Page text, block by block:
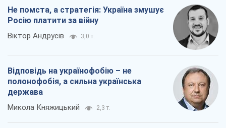
Не помста, а стратегія: Україна змушує
Росію платити за війну
Віктор Андрусів 3,0 т.
Відповідь на українофобію – не
полонофобія, а сильна українська
держава
Микола Княжицький 2,3 т.